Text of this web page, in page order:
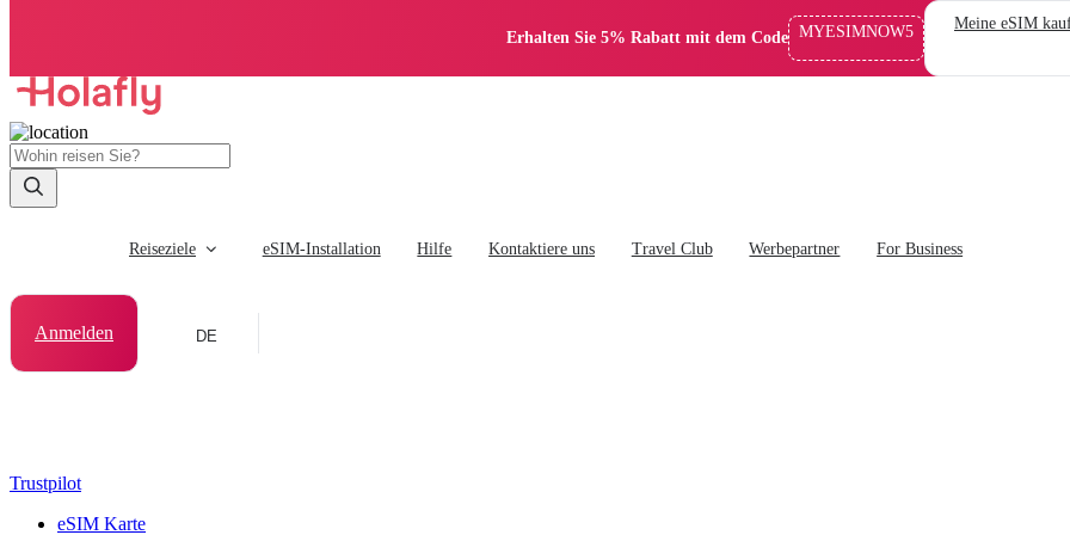
Erhalten Sie 5% Rabatt mit dem Code MYESIMNOW5 Meine eSIM
Reiseziele eSIM-Installation Hilfe Kontaktiere uns Travel Club Werbepartner For Business
Anmelden DE
Trustpilot
eSIM Karte